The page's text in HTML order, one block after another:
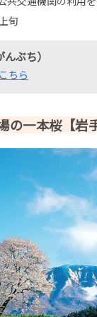
旬
ぶち）
ちら
の一本桜【岩